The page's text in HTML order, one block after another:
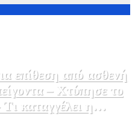
επίθεση από ασθενή
– Χτύπησε το
καταγγέλει η